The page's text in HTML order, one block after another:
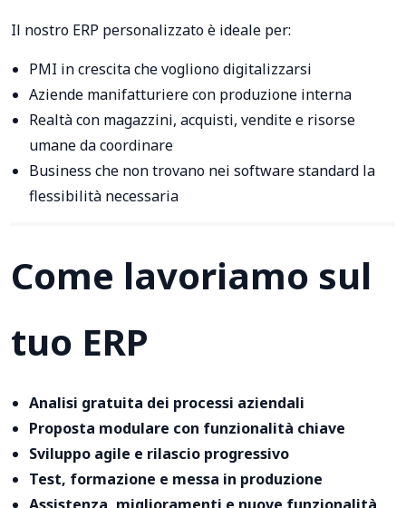
Il nostro ERP personalizzato è ideale per:
PMI in crescita che vogliono digitalizzarsi
Aziende manifatturiere con produzione interna
Realtà con magazzini, acquisti, vendite e risorse
umane da coordinare
Business che non trovano nei software standard la
flessibilità necessaria
Come lavoriamo sul
tuo ERP
Analisi gratuita dei processi aziendali
Proposta modulare con funzionalità chiave
Sviluppo agile e rilascio progressivo
Test, formazione e messa in produzione
Assistenza, miglioramenti e nuove funzionalità